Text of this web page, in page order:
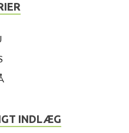
INDLÆG